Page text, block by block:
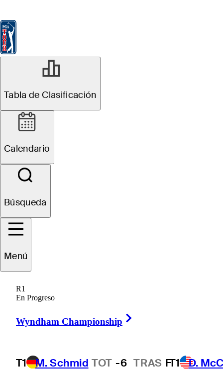
Tabla de Clasificación
Calendario
Búsqueda
Menú
R1
En Progreso
Wyndham Championship
T1 M. Schmid TOT -6 TRAS FT1 D.
Lionel
UNITED STATES